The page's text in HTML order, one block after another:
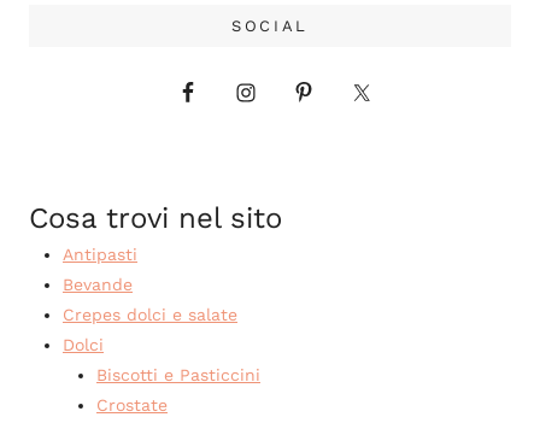
SOCIAL
Cosa trovi nel sito
Antipasti
Bevande
Crepes dolci e salate
Dolci
Biscotti e Pasticcini
Crostate